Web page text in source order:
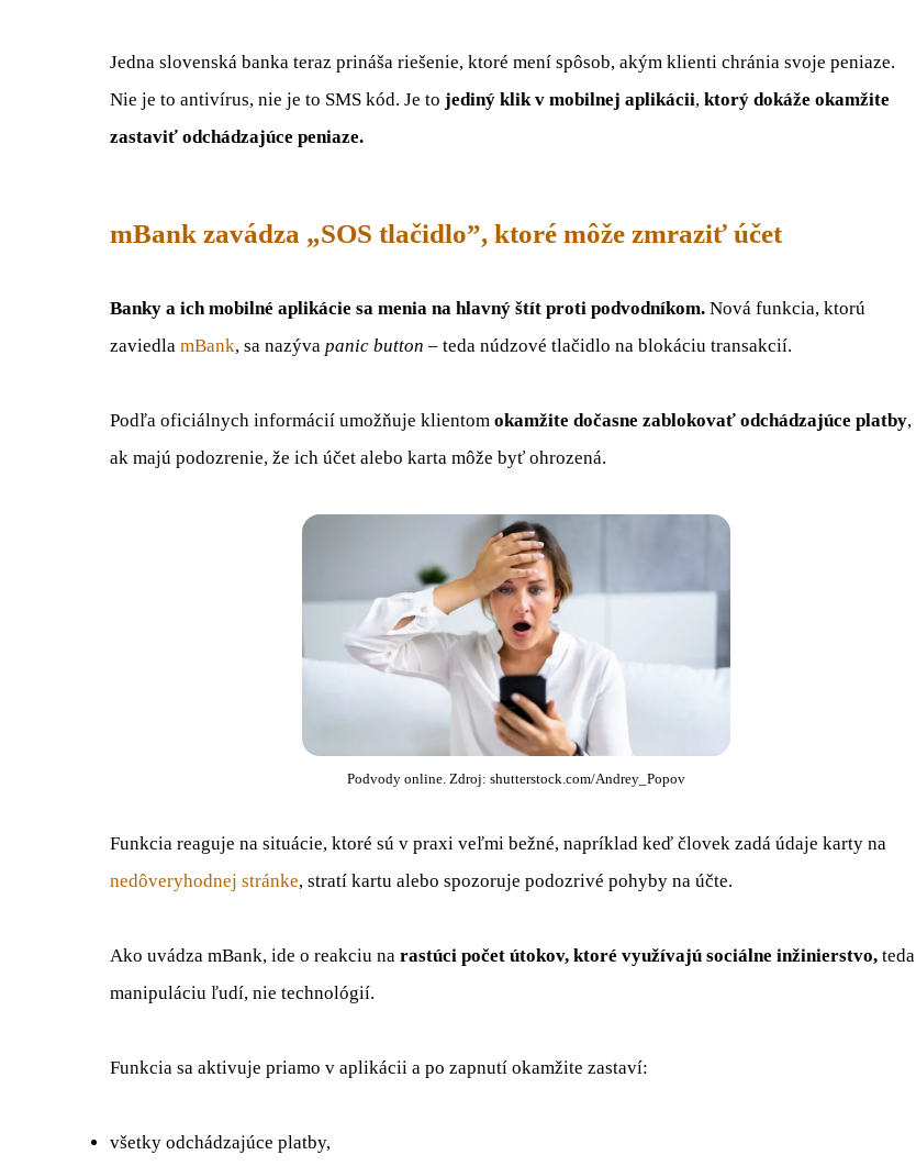
Jedna slovenská banka teraz prináša riešenie, ktoré mení spôsob, akým klienti chránia svoje peniaze.
Nie je to antivírus, nie je to SMS kód. Je to jediný klik v mobilnej aplikácii, ktorý dokáže okamžite
zastaviť odchádzajúce peniaze.
mBank zavádza „SOS tlačidlo”, ktoré môže zmraziť účet
Banky a ich mobilné aplikácie sa menia na hlavný štít proti podvodníkom. Nová funkcia, ktorú
zaviedla mBank, sa nazýva panic button – teda núdzové tlačidlo na blokáciu transakcií.
Podľa oficiálnych informácií umožňuje klientom okamžite dočasne zablokovať odchádzajúce platby,
ak majú podozrenie, že ich účet alebo karta môže byť ohrozená.
Podvody online. Zdroj: shutterstock.com/Andrey_Popov
Funkcia reaguje na situácie, ktoré sú v praxi veľmi bežné, napríklad keď človek zadá údaje karty na
nedôveryhodnej stránke, stratí kartu alebo spozoruje podozrivé pohyby na účte.
Ako uvádza mBank, ide o reakciu na rastúci počet útokov, ktoré využívajú sociálne inžinierstvo, teda
manipuláciu ľudí, nie technológií.
Funkcia sa aktivuje priamo v aplikácii a po zapnutí okamžite zastaví:
všetky odchádzajúce platby,